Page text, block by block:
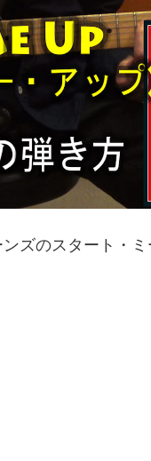
ズのスタート・